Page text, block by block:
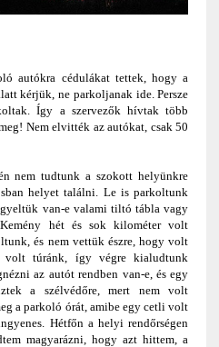
autókra cédulákat tettek, hogy a
kérjük, ne parkoljanak ide. Persze
Így a szervezők hívtak több
Nem elvitték az autókat, csak 50
nem tudtunk a szokott helyünkre
helyet találni. Le is parkoltunk
van-e valami tiltó tábla vagy
hét és sok kilométer volt
és nem vettük észre, hogy volt
volt túránk, így végre kialudtunk
az autót rendben van-e, és egy
a szélvédőre, mert nem volt
a parkoló órát, amibe egy cetli volt
Hétfőn a helyi rendőrségen
magyarázni, hogy azt hittem, a